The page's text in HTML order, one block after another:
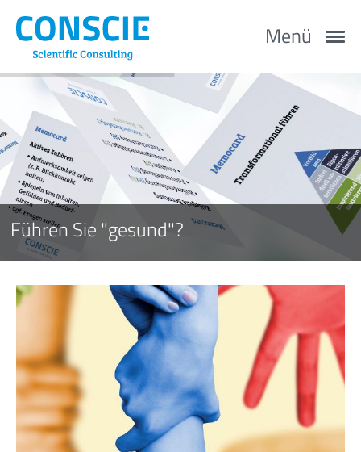
Menü
Führen Sie "gesund"?